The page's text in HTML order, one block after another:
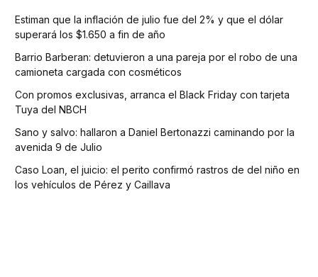
Estiman que la inflación de julio fue del 2% y que el dólar
superará los $1.650 a fin de año
Barrio Barberan: detuvieron a una pareja por el robo de una
camioneta cargada con cosméticos
Con promos exclusivas, arranca el Black Friday con tarjeta
Tuya del NBCH
Sano y salvo: hallaron a Daniel Bertonazzi caminando por la
avenida 9 de Julio
Caso Loan, el juicio: el perito confirmó rastros de del niño en
los vehículos de Pérez y Caillava